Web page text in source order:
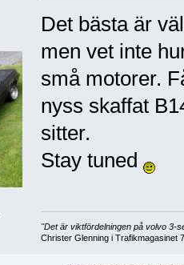
Det bästa är
men vet inte
små motorer.
nyss skaffat
sitter.
Stay tuned
"Det är viktfördelningen på volvo 3-
Christer Glenning i Trafikmagasinet